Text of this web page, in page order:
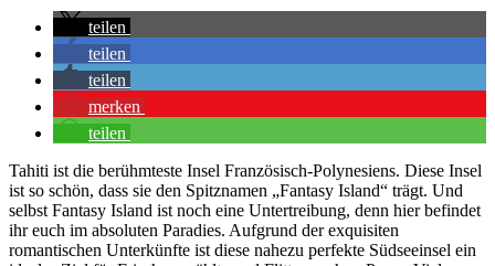
teilen
teilen
teilen
merken
teilen
Tahiti ist die berühmteste Insel Französisch-Polynesiens. Diese Insel
ist so schön, dass sie den Spitznamen „Fantasy Island“ trägt. Und
selbst Fantasy Island ist noch eine Untertreibung, denn hier befindet
ihr euch im absoluten Paradies. Aufgrund der exquisiten
romantischen Unterkünfte ist diese nahezu perfekte Südseeinsel ein